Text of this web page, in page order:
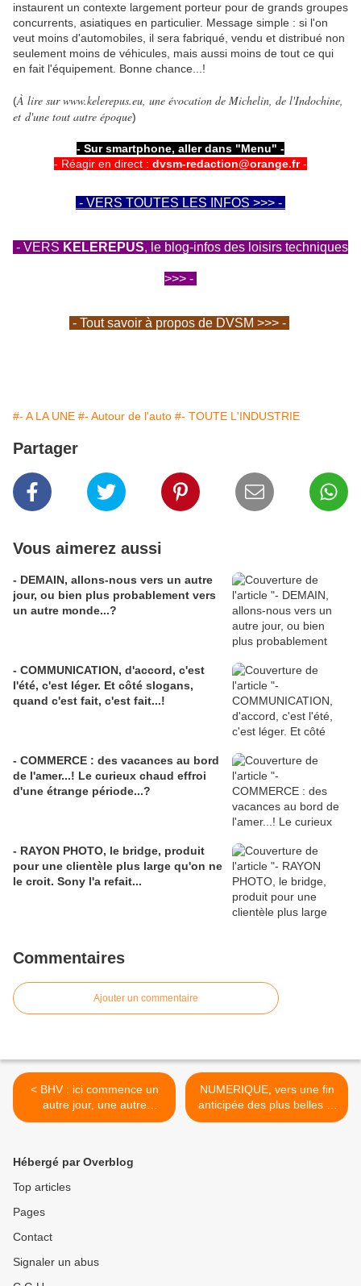
instaurent un contexte largement porteur pour de grands groupes
concurrents, asiatiques en particulier. Message simple : si l'on
veut moins d'automobiles, il sera fabriqué, vendu et distribué non
seulement moins de véhicules, mais aussi moins de tout ce qui
en fait l'équipement. Bonne chance...!
(À lire sur www.kelerepus.eu, une évocation de Michelin, de l'Indochine,
et d'une tout autre époque)
- Sur smartphone, aller dans "Menu" -
- Réagir en direct : dvsm-redaction@orange.fr-
- VERS TOUTES LES INFOS >>> -
- VERS KELEREPUS, le blog-infos des loisirs techniques
>>> -
- Tout savoir à propos de DVSM >>> -
#- A LA UNE #- Autour de l'auto #- TOUTE L'INDUSTRIE
Partager
Vous aimerez aussi
- DEMAIN, allons-nous vers un autre
jour, ou bien plus probablement vers
un autre monde...?
- COMMUNICATION, d'accord, c'est
l'été, c'est léger. Et côté slogans,
quand c'est fait, c'est fait...!
- COMMERCE : des vacances au bord
de l'amer...! Le curieux chaud effroi
d'une étrange période...?
- RAYON PHOTO, le bridge, produit
pour une clientèle plus large qu'on ne
le croit. Sony l'a refait...
Commentaires
Ajouter un commentaire
< BHV : ici commence un
autre jour, une autre
époque. Le commerce face
NUMERIQUE, vers une fin
anticipée des plus belles et
profitables périodes. Virage
Hébergé par Overblog
Top articles
Pages
Contact
Signaler un abus